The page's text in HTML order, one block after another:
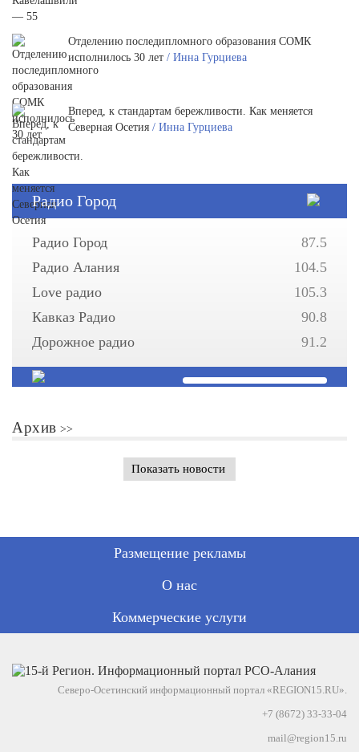
Отделению последипломного образования СОМК
исполнилось 30 лет / Инна Гурциева
Вперед, к стандартам бережливости. Как меняется
Северная Осетия / Инна Гурциева
Радио Город
Радио Город
87.5
Радио Алания
104.5
Love радио
105.3
Кавказ Радио
90.8
Дорожное радио
91.2
Архив
Показать новости
Размещение рекламы
О нас
Коммерческие услуги
Северо-Осетинский информационный портал «REGION15.RU».
+7 (8672) 33-33-04
mail@region15.ru